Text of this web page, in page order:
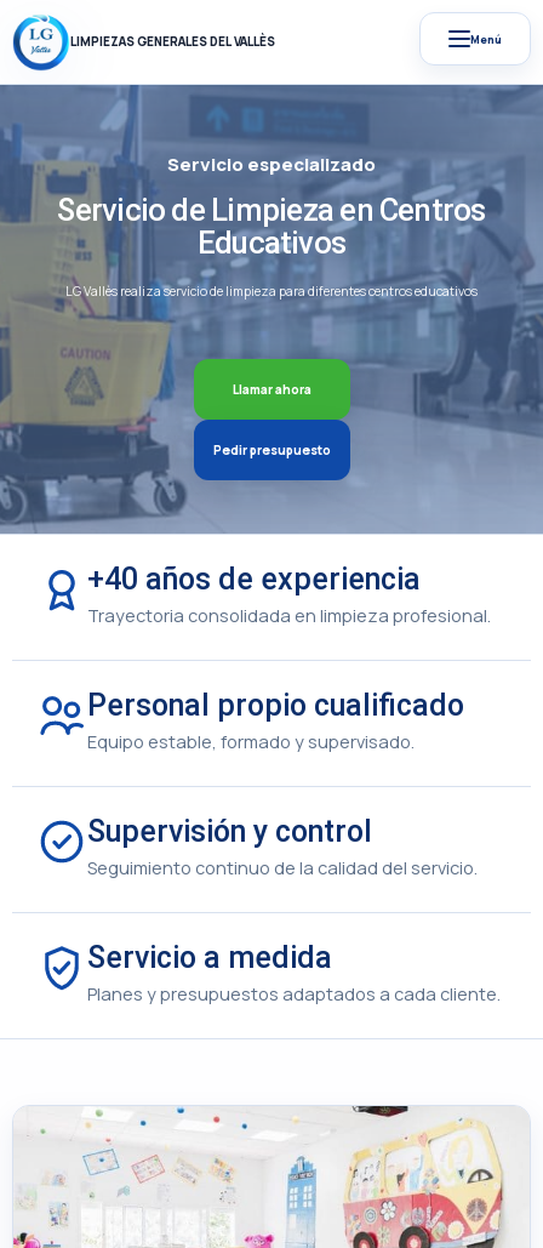
LIMPIEZAS GENERALES DEL VALLÈS Menú
Servicio especializado
Servicio de Limpieza en Centros
Educativos
LG Vallès realiza servicio de limpieza para diferentes centros educativos
Llamar ahora
Pedir presupuesto
+40 años de experiencia
Trayectoria consolidada en limpieza profesional.
Personal propio cualificado
Equipo estable, formado y supervisado.
Supervisión y control
Seguimiento continuo de la calidad del servicio.
Servicio a medida
Planes y presupuestos adaptados a cada cliente.